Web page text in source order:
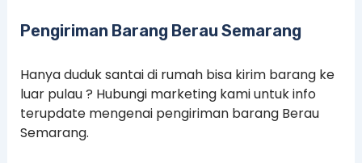
Pengiriman Barang Berau Semarang
Hanya duduk santai di rumah bisa kirim barang ke
luar pulau ? Hubungi marketing kami untuk info
terupdate mengenai pengiriman barang Berau
Semarang.